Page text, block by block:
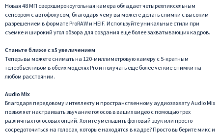
Новая 48 МП сверхширокоугольная камера обладает четырехпиксельным
сенсором с автофокусом, благодаря чему вы можете делать снимки с высоким
разрешением в формате ProRAW и HEIF. Используйте уникальные стили при
съемке и широкий угол обзора для создания еще более захватывающих кадров.
Станьте ближе с x5 увеличением
Теперь вы можете снимать на 120-миллиметровую камеру с 5-кратным
телеобъективом в обеих моделях Pro и получать еще более четкие снимки на
любом расстоянии.
Audio Mix
Благодаря передовому интеллекту и пространственному аудиозахвату Audio Mix
позволяет настраивать звучание голосов в ваших видео с помощью трех
различных голосовых опций. Хотите уменьшить фоновый звук или просто
сосредоточиться на голосах, которые находятся в кадре? Просто выберите микс и